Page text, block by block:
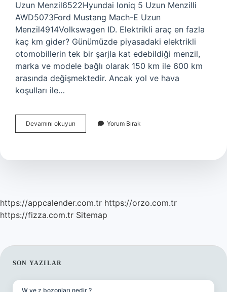
Uzun Menzil6522Hyundai Ioniq 5 Uzun Menzilli
AWD5073Ford Mustang Mach-E Uzun
Menzil4914Volkswagen ID. Elektrikli araç en fazla
kaç km gider? Günümüzde piyasadaki elektrikli
otomobillerin tek bir şarjla kat edebildiği menzil,
marka ve modele bağlı olarak 150 km ile 600 km
arasında değişmektedir. Ancak yol ve hava
koşulları ile…
Devamını okuyun Elektrikli
Araçla
Yapılır
Yorum Bırak
https://appcalender.com.tr https://orzo.com.tr
https://fizza.com.tr Sitemap
SIDEBAR
SON YAZILAR
W ve z bozonları nedir ?